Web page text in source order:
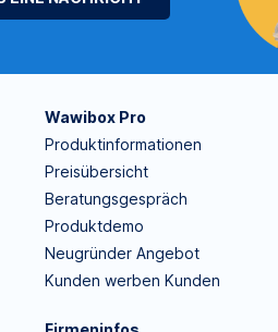
Wawibox Pro
Produktinformationen
Preisübersicht
Beratungsgespräch
Produktdemo
Neugründer Angebot
Kunden werben Kunden